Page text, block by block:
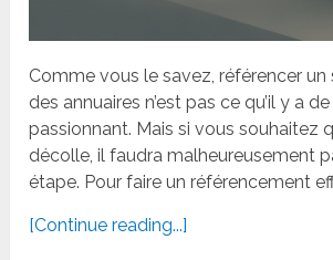
Comme vous le savez, référencer un
des annuaires n’est pas ce qu’il y a
passionnant. Mais si vous souhaitez
décolle, il faudra malheureusement
étape. Pour faire un référencement
[Continue reading...]